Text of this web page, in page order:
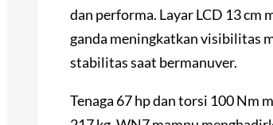
dan performa. Layar LCD 13 cm
ganda meningkatkan visibilitas
stabilitas saat bermanuver.
Tenaga 67 hp dan torsi 100 Nm